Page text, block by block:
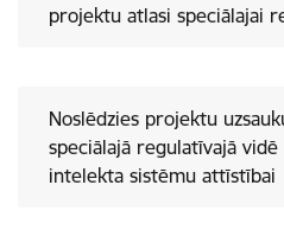
projektu atlasi speciālajai
Noslēdzies projektu
speciālajā regulatīvajā vidē
intelekta sistēmu attīstībai